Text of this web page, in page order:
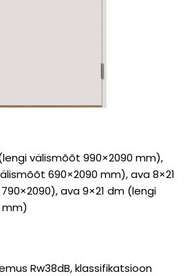
välismõõt 990×2090 mm),
690×2090 mm), ava 8×21
ava 9×21 dm (lengi
mm)
Rw38dB, klassifikatsioon